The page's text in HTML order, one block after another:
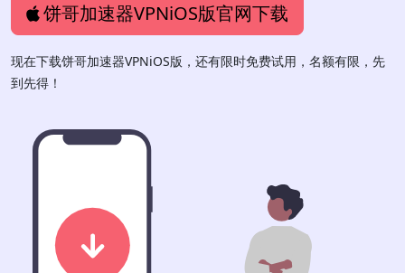
饼哥加速器VPNiOS版官网下载
现在下载饼哥加速器VPNiOS版，还有限时免费试用，名额有限，先
到先得！